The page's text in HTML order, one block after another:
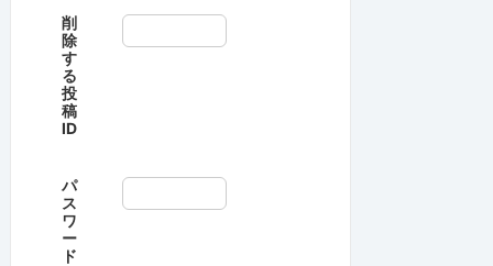
削
除
す
る
投
稿
ID
パ
ス
ワ
ー
ド